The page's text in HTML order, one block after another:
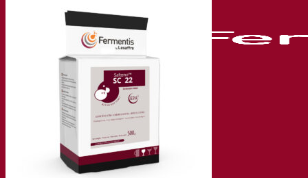
Nuestra empresa
Sobre nosotros
Expertos en fermentación
El Campus de Fermentis
Un equipo apasionado